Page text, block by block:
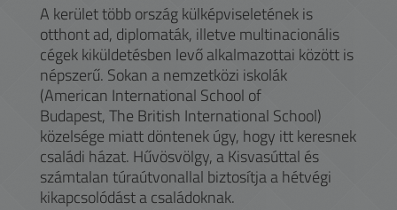
A kerület több ország külképviseletének is
otthont ad, diplomaták, illetve multinacionális
cégek kiküldetésben levő alkalmazottai között is
népszerű. Sokan a nemzetközi iskolák
(American International School of
Budapest, The British International School)
közelsége miatt döntenek úgy, hogy itt keresnek
családi házat. Hűvösvölgy, a Kisvasúttal és
számtalan túraútvonallal biztosítja a hétvégi
kikapcsolódást a családoknak.